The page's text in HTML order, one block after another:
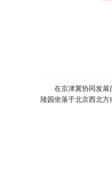
在京津冀协同发
陵园坐落于北京西北方